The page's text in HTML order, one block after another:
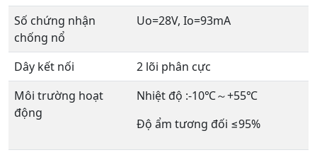
Số chứng nhận
chống nổ
Uo=28V, Io=93mA
Dây kết nối
2 lõi phân cực
Môi trường hoạt
động
Nhiệt độ :-10℃～+55℃
Độ ẩm tương đối ≤95%